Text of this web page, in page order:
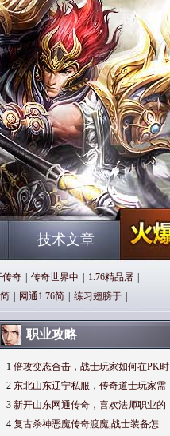
技术文章
传奇 传奇世界中 1.76精品屠
网通1.76简 练习翅膀于
职业攻略
1 倍攻变态合击，战士玩家如何在PK时
2 东北山东辽宁私服，传奇道士玩家需
3 新开山东网通传奇，喜欢法师职业的
4 复古杀神恶魔传奇渡魔,战士装备怎